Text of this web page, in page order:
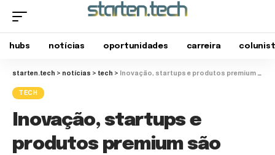
hubs notícias oportunidades carreira
starten.tech > notícias > tech > Inovação, startups e produtos premium são destaques do Paleta Atlântida
TECH
Inovação, startups e
produtos premium são